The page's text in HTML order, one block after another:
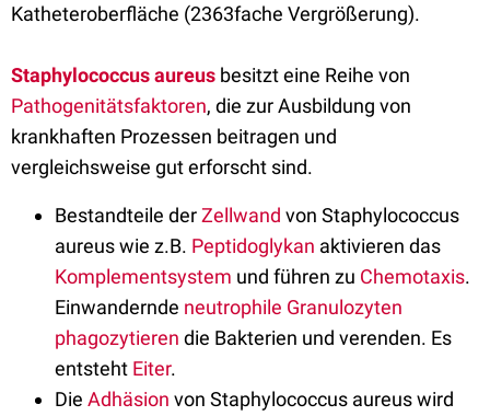
Katheteroberfläche (2363fache Vergrößerung).
Staphylococcus aureus besitzt eine Reihe von
Pathogenitätsfaktoren, die zur Ausbildung von
krankhaften Prozessen beitragen und
vergleichsweise gut erforscht sind.
Bestandteile derZellwand von Staphylococcus
aureus wie z.B. Peptidoglykan aktivieren das
Komplementsystem und führen zu Chemotaxis.
Einwandernde neutrophile Granulozyten
phagozytieren die Bakterien und verenden. Es
entsteht Eiter.
Die Adhäsion von Staphylococcus aureus wird